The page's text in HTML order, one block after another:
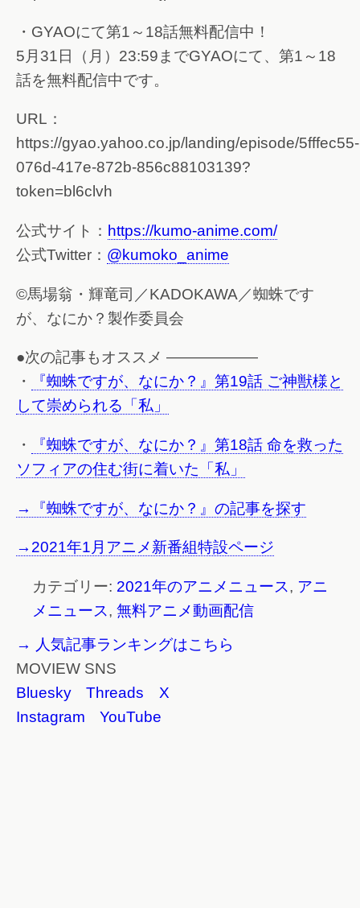
・GYAOにて第1～18話無料配信中！
5月31日（月）23:59までGYAOにて、第1～18
話を無料配信中です。
URL：
https://gyao.yahoo.co.jp/landing/episode/5fffec55-
076d-417e-872b-856c88103139?
token=bl6clvh
公式サイト： https://kumo-anime.com/
公式Twitter： @kumoko_anime
©馬場翁・輝竜司／KADOKAWA／蜘蛛です
が、なにか？製作委員会
●次の記事もオススメ ——————
・
『蜘蛛ですが、なにか？』第19話 ご神獣様と
して崇められる「私」
・
『蜘蛛ですが、なにか？』第18話 命を救った
ソフィアの住む街に着いた「私」
→『蜘蛛ですが、なにか？』の記事を探す
→2021年1月アニメ新番組特設ページ
カテゴリー: 2021年のアニメニュース, アニ
メニュース, 無料アニメ動画配信
→ 人気記事ランキングはこちら
MOVIEW SNS
Bluesky
Threads
X
Instagram
YouTube